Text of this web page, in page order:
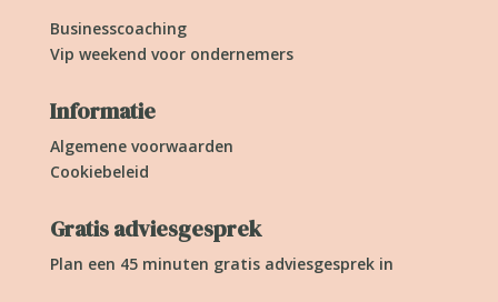
Businesscoaching
Vip weekend voor ondernemers
Informatie
Algemene voorwaarden
Cookiebeleid
Gratis adviesgesprek
Plan een 45 minuten gratis adviesgesprek in